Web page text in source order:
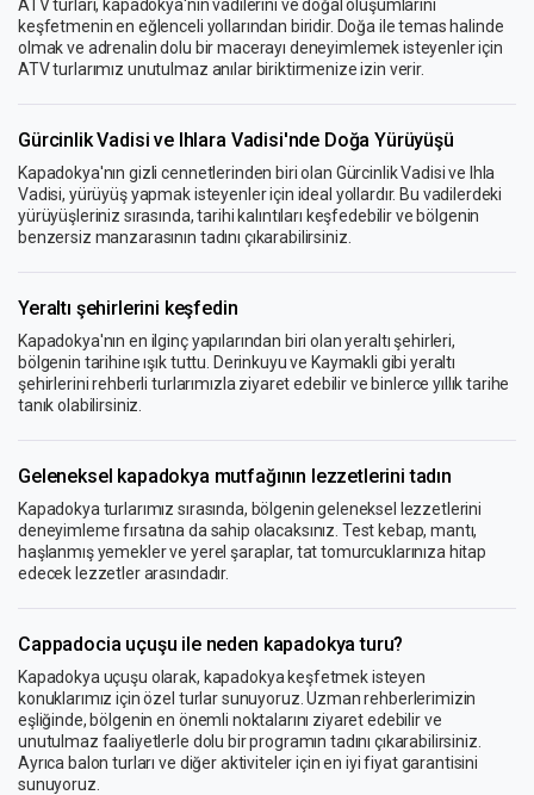
ATV turları, kapadokya'nın vadilerini ve doğal oluşumlarını
keşfetmenin en eğlenceli yollarından biridir. Doğa ile temas halinde
olmak ve adrenalin dolu bir macerayı deneyimlemek isteyenler için
ATV turlarımız unutulmaz anılar biriktirmenize izin verir.
Gürcinlik Vadisi ve Ihlara Vadisi'nde Doğa Yürüyüşü
Kapadokya'nın gizli cennetlerinden biri olan Gürcinlik Vadisi ve Ihla
Vadisi, yürüyüş yapmak isteyenler için ideal yollardır. Bu vadilerdeki
yürüyüşleriniz sırasında, tarihi kalıntıları keşfedebilir ve bölgenin
benzersiz manzarasının tadını çıkarabilirsiniz.
Yeraltı şehirlerini keşfedin
Kapadokya'nın en ilginç yapılarından biri olan yeraltı şehirleri,
bölgenin tarihine ışık tuttu. Derinkuyu ve Kaymakli gibi yeraltı
şehirlerini rehberli turlarımızla ziyaret edebilir ve binlerce yıllık tarihe
tanık olabilirsiniz.
Geleneksel kapadokya mutfağının lezzetlerini tadın
Kapadokya turlarımız sırasında, bölgenin geleneksel lezzetlerini
deneyimleme fırsatına da sahip olacaksınız. Test kebap, mantı,
haşlanmış yemekler ve yerel şaraplar, tat tomurcuklarınıza hitap
edecek lezzetler arasındadır.
Cappadocia uçuşu ile neden kapadokya turu?
Kapadokya uçuşu olarak, kapadokya keşfetmek isteyen
konuklarımız için özel turlar sunuyoruz. Uzman rehberlerimizin
eşliğinde, bölgenin en önemli noktalarını ziyaret edebilir ve
unutulmaz faaliyetlerle dolu bir programın tadını çıkarabilirsiniz.
Ayrıca balon turları ve diğer aktiviteler için en iyi fiyat garantisini
sunuyoruz.